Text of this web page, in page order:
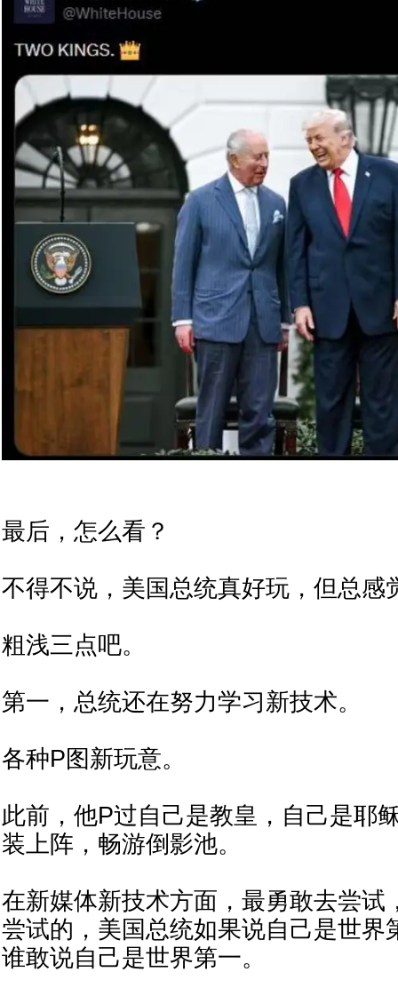
最后，怎么看？
不得不说，美国总统真好玩，但总感
粗浅三点吧。
第一，总统还在努力学习新技术。
各种P图新玩意。
此前，他P过自己是教皇，自己是耶
装上阵，畅游倒影池。
在新媒体新技术方面，最勇敢去尝试
尝试的，美国总统如果说自己是世界
谁敢说自己是世界第一。